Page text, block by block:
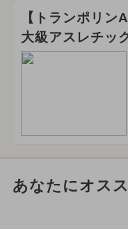
【トランポリ
大級アスレチッ
あなたにオス